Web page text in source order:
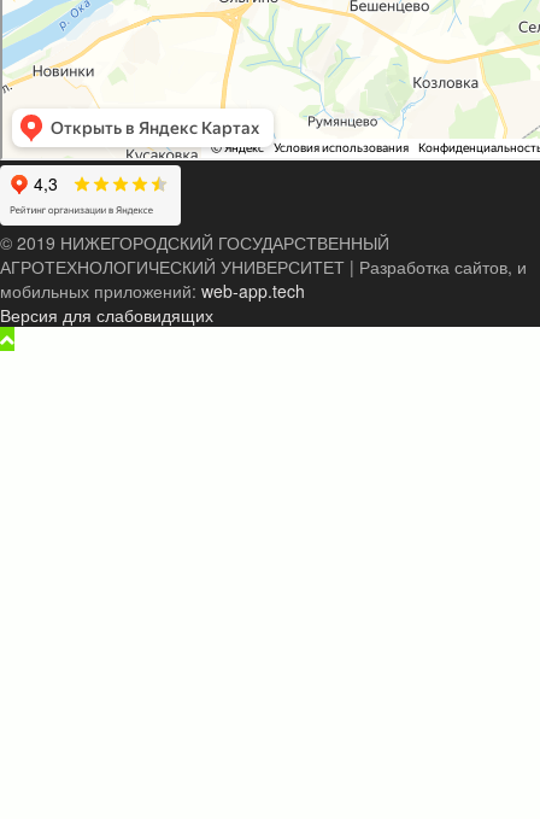
© 2019 НИЖЕГОРОДСКИЙ ГОСУДАРСТВЕННЫЙ
АГРОТЕХНОЛОГИЧЕСКИЙ УНИВЕРСИТЕТ | Разработка сайтов, и
мобильных приложений: web-app.tech
Версия для слабовидящих